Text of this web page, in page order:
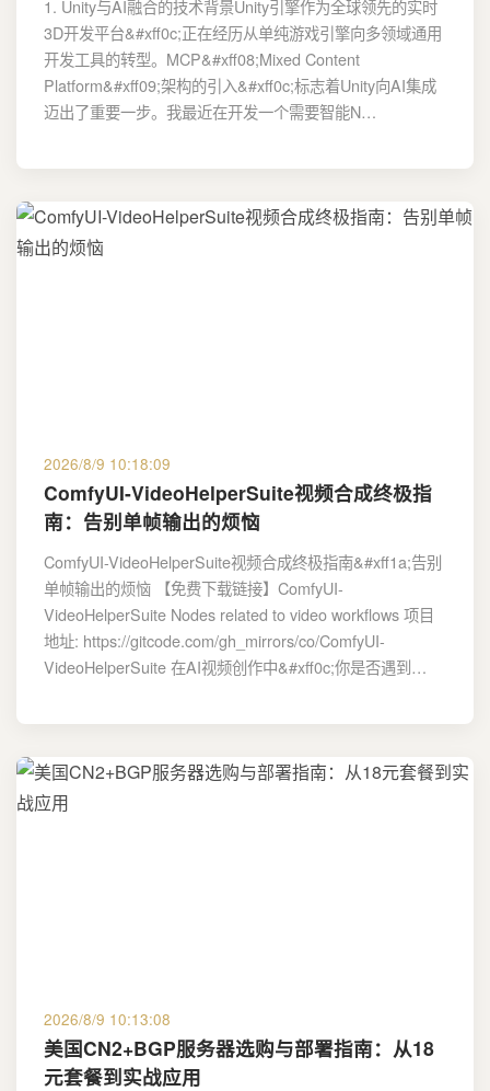
1. Unity与AI融合的技术背景Unity引擎作为全球领先的实时
3D开发平台&#xff0c;正在经历从单纯游戏引擎向多领域通用
开发工具的转型。MCP&#xff08;Mixed Content
Platform&#xff09;架构的引入&#xff0c;标志着Unity向AI集成
迈出了重要一步。我最近在开发一个需要智能N…
2026/8/9 10:18:09
ComfyUI-VideoHelperSuite视频合成终极指
南：告别单帧输出的烦恼
ComfyUI-VideoHelperSuite视频合成终极指南&#xff1a;告别
单帧输出的烦恼 【免费下载链接】ComfyUI-
VideoHelperSuite Nodes related to video workflows 项目
地址: https://gitcode.com/gh_mirrors/co/ComfyUI-
VideoHelperSuite 在AI视频创作中&#xff0c;你是否遇到…
2026/8/9 10:13:08
美国CN2+BGP服务器选购与部署指南：从18
元套餐到实战应用